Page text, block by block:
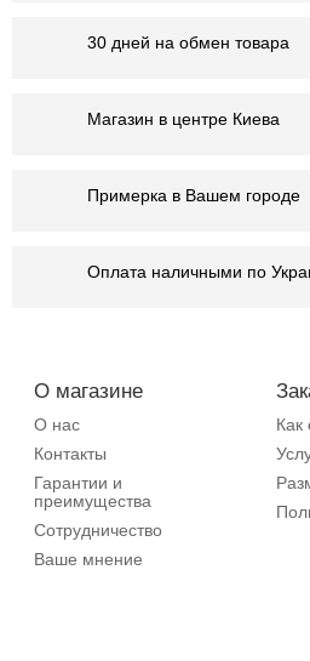
30 дней на обмен товара
Магазин в центре Киева
Примерка в Вашем городе
Оплата наличными по
О магазине
О нас
Контакты
Гарантии и
преимущества
Сотрудничество
Ваше мнение
Как